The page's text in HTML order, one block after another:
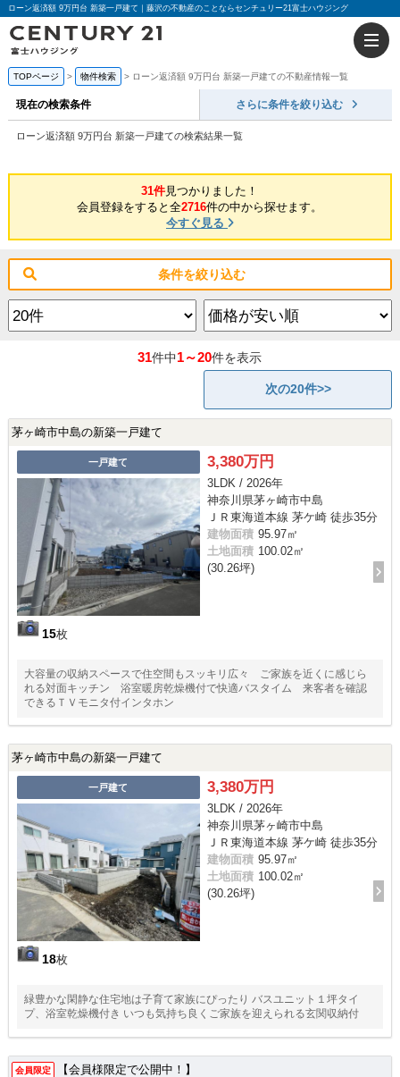
ローン返済額 9万円台 新築一戸建て｜藤沢の不動産のことならセンチュリー21富士ハウジング
TOPページ 物件検索 ローン返済額 9万円台 新築一戸建ての不動産情報一覧
現在の検索条件 さらに条件を絞り込む
ローン返済額 9万円台 新築一戸建ての検索結果一覧
31件見つかりました！
会員登録をすると全2716件の中から探せます。
今すぐ見る
条件を絞り込む
31件中1～20件を表示
次の20件>>
茅ヶ崎市中島の新築一戸建て
一戸建て
15枚
3,380万円
3LDK / 2026年
神奈川県茅ヶ崎市中島
ＪＲ東海道本線 茅ケ崎 徒歩35分
建物面積 95.97㎡
土地面積 100.02㎡
(30.26坪)
大容量の収納スペースで住空間もスッキリ広々 ご家族を近くに感じら
れる対面キッチン 浴室暖房乾燥機付で快適バスタイム 来客者を確認
できるＴＶモニタ付インタホン
茅ヶ崎市中島の新築一戸建て
一戸建て
18枚
3,380万円
3LDK / 2026年
神奈川県茅ヶ崎市中島
ＪＲ東海道本線 茅ケ崎 徒歩35分
建物面積 95.97㎡
土地面積 100.02㎡
(30.26坪)
緑豊かな閑静な住宅地は子育て家族にぴったり バスユニット１坪タイ
プ、浴室乾燥機付き いつも気持ち良くご家族を迎えられる玄関収納付
会員限定 【会員様限定で公開中！】